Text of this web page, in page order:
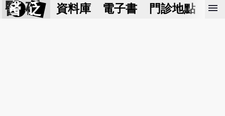
醫 砭 資料庫 電子書 門診地點 預
menu